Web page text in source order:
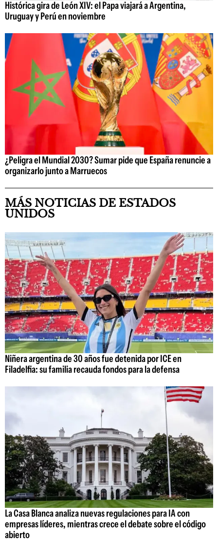
Histórica gira de León XIV: el Papa viajará a Argentina,
Uruguay y Perú en noviembre
¿Peligra el Mundial 2030? Sumar pide que España renuncie a
organizarlo junto a Marruecos
MÁS NOTICIAS DE ESTADOS
UNIDOS
Niñera argentina de 30 años fue detenida por ICE en
Filadelfia: su familia recauda fondos para la defensa
La Casa Blanca analiza nuevas regulaciones para IA con
empresas líderes, mientras crece el debate sobre el código
abierto